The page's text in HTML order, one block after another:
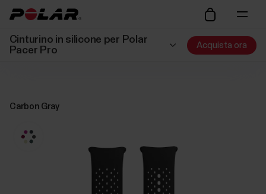
Cinturino in silicone per Polar
Pacer Pro
Acquista ora
Carbon Gray